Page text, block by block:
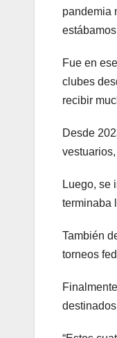
pandemia
Fue en
clubes
recibir
Desde
Luego, se
terminaba
También
torneos